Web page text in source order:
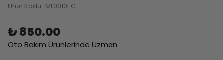
Ürün Kodu: ML0010EC
₺ 850.00
Oto Bakım Ürünlerinde Uzman